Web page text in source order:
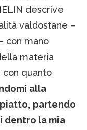
descrive
valdostane –
con mano
materia
quanto
alla
partendo
dentro la mia